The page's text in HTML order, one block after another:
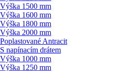
Výška 1500 mm
Výška 1600 mm
Výška 1800 mm
Výška 2000 mm
Poplastované Antracit
S napínacím drátem
Výška 1000 mm
Výška 1250 mm